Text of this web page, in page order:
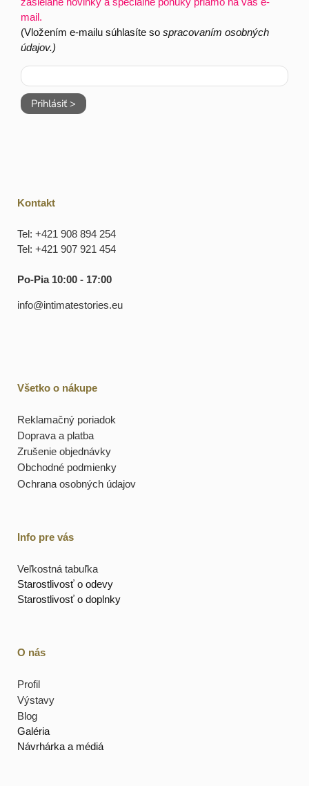
zasielané novinky a špeciálne ponuky priamo na váš e-
mail.
(Vložením e-mailu súhlasíte sospracovaním osobných
údajov.)
Prihlásiť >
Kontakt
Tel: +421 908 894 254
Tel: +421 907 921 454
Po-Pia 10:00 - 17:00
info@intimatestories.eu
Všetko o nákupe
Reklamačný poriadok
Doprava a platba
Zrušenie objednávky
Obchodné podmienky
Ochrana osobných údajov
Info pre vás
Veľkostná tabuľka
Starostlivosť o odevy
Starostlivosť o doplnky
O nás
Profil
Výstavy
Blog
Galéria
Návrhárka a médiá